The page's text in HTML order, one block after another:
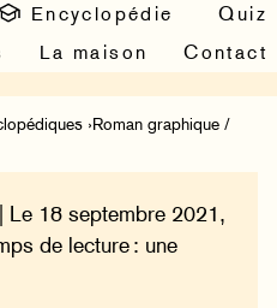
Encyclopédie
Quiz
La maison Contact
›Roman graphique /
| Le 18 septembre 2021,
de lecture : une